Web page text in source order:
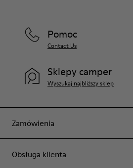
Zamówienia
Obsługa klienta
Pomoc
Contact Us
Sklepy camper
Wyszukaj najbliższy sklep